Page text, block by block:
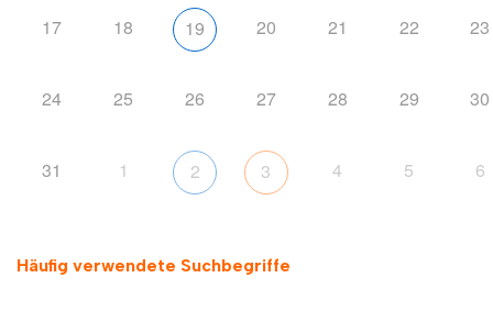
17 18 19 20 21 22 23
24 25 26 27 28 29 30
31 1 2 3 4 5 6
Häufig verwendete Suchbegriffe